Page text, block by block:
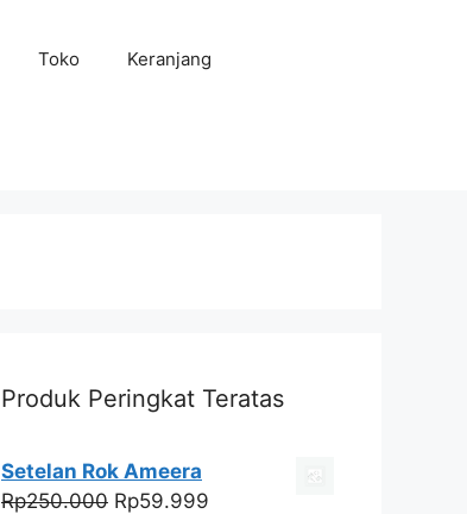
Toko Keranjang
Produk Peringkat Teratas
Setelan Rok Ameera
Rp250.000 Harga
Rp59.999